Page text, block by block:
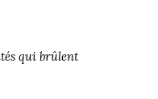
qui brûlent